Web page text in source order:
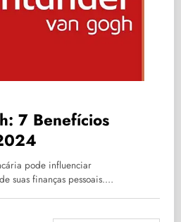
7 Benefícios
pode influenciar
suas finanças pessoais.…